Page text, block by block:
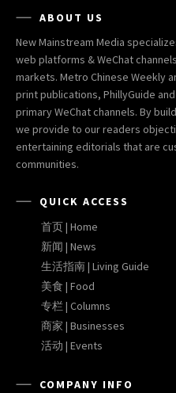
ABOUT US
New Mainstream Media
web platforms & WeChat
markets. Metro Chinese Weekly
print publications, PhillyGuide
primary WeChat channels. By
we provide to our readers
entertaining editorials that are
communities.
QUICK ACCESS
首页 | Home
新闻 | News
生活指南 | Living Guide
美食 | Food
专栏 | Columns
商家 | Businesses
活动 | Events
COMPANY INFO